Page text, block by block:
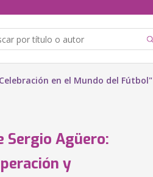
en el Mundo del Fútbol"
Sergio Agüero:
y